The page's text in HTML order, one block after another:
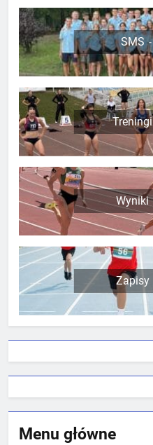
SMS
Treningi
Wyniki
Zapisy
Menu główne